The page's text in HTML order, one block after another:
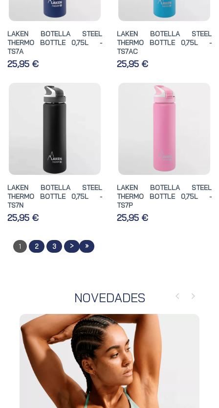
LAKEN BOTELLA STEEL
THERMO BOTTLE 0,75L -
TS7A
25,95 €
LAKEN BOTELLA STEEL
THERMO BOTTLE 0,75L -
TS7AC
25,95 €
LAKEN BOTELLA STEEL
THERMO BOTTLE 0,75L -
TS7N
25,95 €
LAKEN BOTELLA STEEL
THERMO BOTTLE 0,75L -
TS7P
25,95 €
1 2 3 > »
NOVEDADES